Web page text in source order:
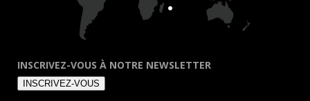
INSCRIVEZ-VOUS À NOTRE NEWSLETTER
INSCRIVEZ-VOUS